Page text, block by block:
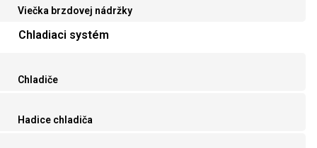
Viečka brzdovej nádržky
Chladiaci systém
Chladiče
Hadice chladiča